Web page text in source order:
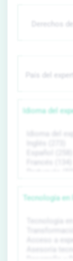
Idioma del
Tecnología